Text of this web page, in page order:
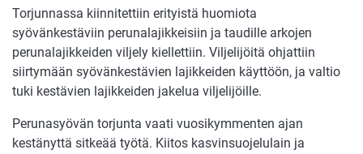
Torjunnassa kiinnitettiin erityistä huomiota
syövänkestäviin perunalajikkeisiin ja taudille arkojen
perunalajikkeiden viljely kiellettiin. Viljelijöitä ohjattiin
siirtymään syövänkestävien lajikkeiden käyttöön, ja valtio
tuki kestävien lajikkeiden jakelua viljelijöille.
Perunasyövän torjunta vaati vuosikymmenten ajan
kestänyttä sitkeää työtä. Kiitos kasvinsuojelulain ja